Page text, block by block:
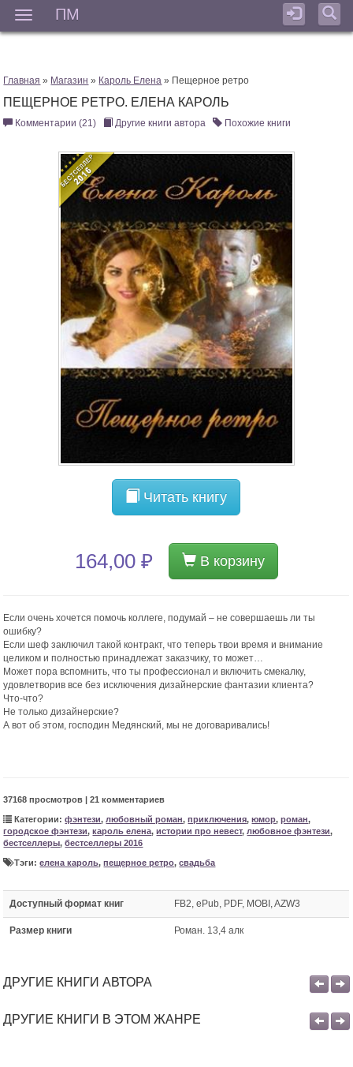
ПМ
Главная » Магазин » Кароль Елена » Пещерное ретро
ПЕЩЕРНОЕ РЕТРО. ЕЛЕНА КАРОЛЬ
Комментарии (21) Другие книги автора Похожие книги
Читать книгу
164,00 ₽ В корзину
Если очень хочется помочь коллеге, подумай – не совершаешь ли ты
ошибку?
Если шеф заключил такой контракт, что теперь твои время и внимание
целиком и полностью принадлежат заказчику, то может…
Может пора вспомнить, что ты профессионал и включить смекалку,
удовлетворив все без исключения дизайнерские фантазии клиента?
Что-что?
Не только дизайнерские?
А вот об этом, господин Медянский, мы не договаривались!
37168 просмотров | 21 комментариев
Категории:фэнтези, любовный роман,приключения,юмор,роман,
городское фэнтези,кароль елена,истории про невест, любовное фэнтези,
бестселлеры,бестселлеры 2016
Тэги:елена кароль,пещерное ретро,свадьба
Доступный формат книг FB2, ePub, PDF, MOBI, AZW3
Размер книги Роман. 13,4 алк
ДРУГИЕ КНИГИ АВТОРА
ДРУГИЕ КНИГИ В ЭТОМ ЖАНРЕ